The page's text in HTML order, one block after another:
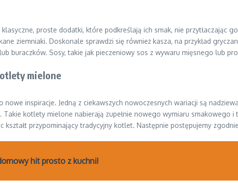
proste dodatki, które podkreślają ich smak, nie przytłaczając
ziemniaki. Doskonale sprawdzi się również kasza, na przykład
buraczków. Sosy, takie jak pieczeniowy sos z wywaru mięsnego lub
mielone
inspiracje. Jedną z ciekawszych nowoczesnych wariacji są
kotlety mielone nabierają zupełnie nowego wymiaru smakowego
kształt przypominający tradycyjny kotlet. Następnie postępujemy
hit prosto z kuchni!